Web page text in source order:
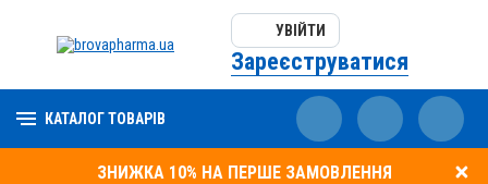
УВІЙТИ
Зареєструватися
КАТАЛОГ ТОВАРІВ
ЗНИЖКА 10% НА ПЕРШЕ ЗАМОВЛЕННЯ